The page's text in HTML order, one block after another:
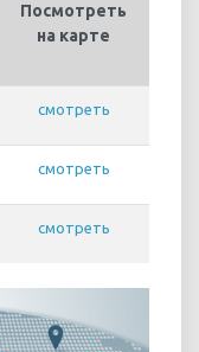
Посмотреть
на карте
смотреть
смотреть
смотреть